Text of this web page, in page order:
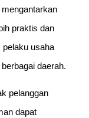
praktis dan
pelaku usaha
daerah.
pelanggan
dapat